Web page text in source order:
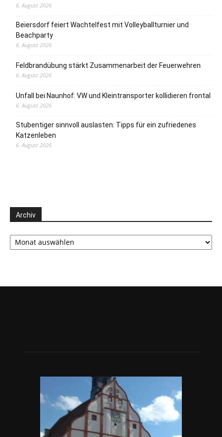
6. August 2026
Beiersdorf feiert Wachtelfest mit Volleyballturnier und
Beachparty
6. August 2026
Feldbrandübung stärkt Zusammenarbeit der Feuerwehren
6. August 2026
Unfall bei Naunhof: VW und Kleintransporter kollidieren frontal
6. August 2026
Stubentiger sinnvoll auslasten: Tipps für ein zufriedenes
Katzenleben
6. August 2026
Archiv
Archiv